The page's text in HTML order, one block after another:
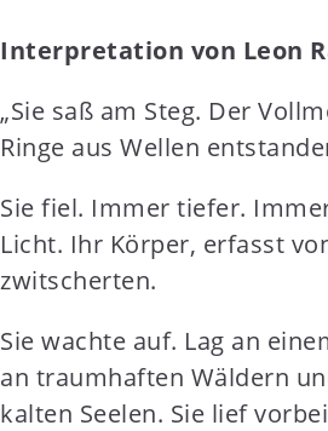
Interpretation von Leon
„Sie saß am Steg. Der
Ringe aus Wellen
Sie fiel. Immer tiefer.
Licht. Ihr Körper, erfasst
zwitscherten.
Sie wachte auf. Lag an
an traumhaften Wäldern
kalten Seelen. Sie lief